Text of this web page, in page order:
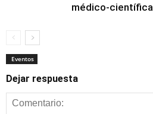
Eventos
Eventos
médico-científica
Dejar respuesta